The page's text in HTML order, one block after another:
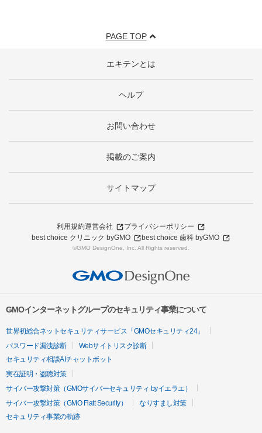
PAGE TOP
エキテンとは
ヘルプ
お問い合わせ
掲載のご案内
サイトマップ
利用規約運営会社
プライバシーポリシー
best choice クリニック byGMO
best choice 歯科 byGMO
©GMO DesignOne, Inc. All Rights reserved.
GMOインターネットグループのセキュリティ事業について
世界初総合ネットセキュリティサービス「GMOセキュリティ24」
パスワード漏洩診断
Webサイトリスク診断
セキュリティ相談AIチャットボット
実在証明・盗聴対策
サイバー攻撃対策（GMOサイバーセキュリティ byイエラエ）
サイバー攻撃対策（GMO Flatt Security）
なりすまし対策
セキュリティ事業の軌跡